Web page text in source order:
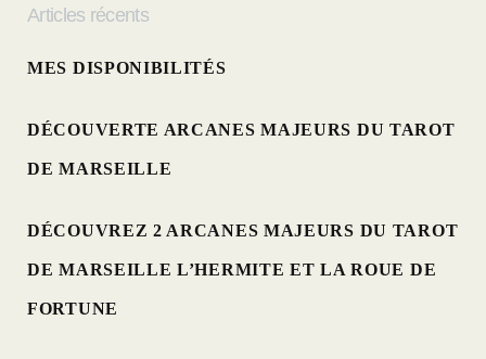
Articles récents
MES DISPONIBILITÉS
DÉCOUVERTE ARCANES MAJEURS DU TAROT
DE MARSEILLE
DÉCOUVREZ 2 ARCANES MAJEURS DU TAROT
DE MARSEILLE L’HERMITE ET LA ROUE DE
FORTUNE